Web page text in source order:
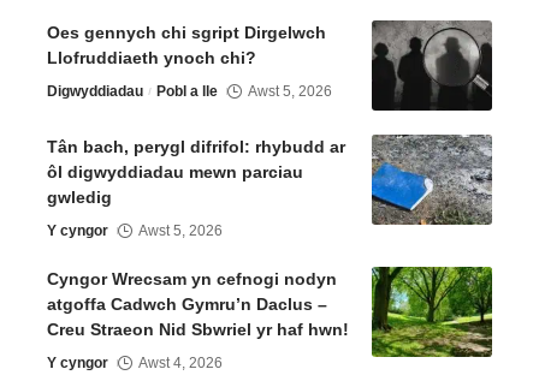
Oes gennych chi sgript Dirgelwch
Llofruddiaeth ynoch chi?
Digwyddiadau Pobl a lle Awst 5, 2026
Tân bach, perygl difrifol: rhybudd ar
ôl digwyddiadau mewn parciau
gwledig
Y cyngor Awst 5, 2026
Cyngor Wrecsam yn cefnogi nodyn
atgoffa Cadwch Gymru’n Daclus –
Creu Straeon Nid Sbwriel yr haf hwn!
Y cyngor Awst 4, 2026